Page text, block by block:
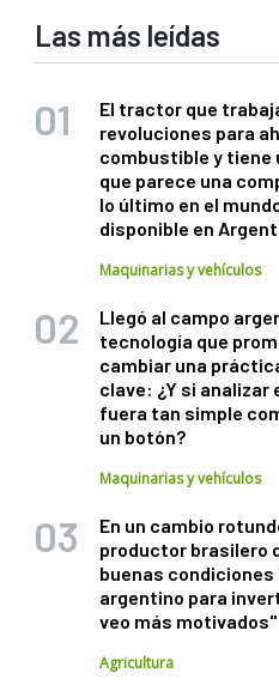
Las más leídas
El tractor que
revoluciones para
combustible y tiene
que parece una
lo último en el
disponible en
Maquinarias y vehículos
Llegó al campo
tecnología que
cambiar una
clave: ¿Y si analizar
fuera tan simple
un botón?
Maquinarias y vehículos
En un cambio
productor brasilero
buenas condiciones
argentino para
veo más motivados"
Agricultura